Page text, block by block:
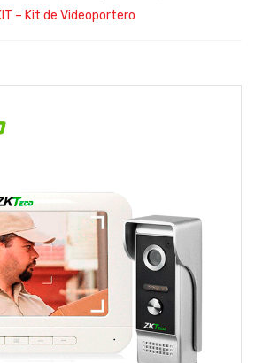
– Kit de Videoportero